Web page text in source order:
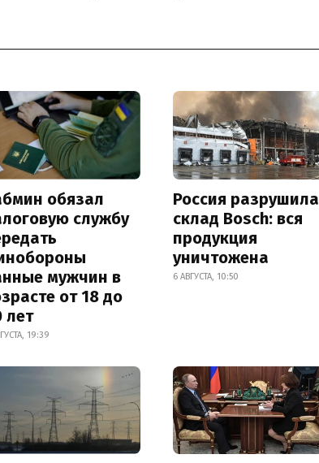
обязал
службу
мужчин в
от 18 до
лет
19:39
Россия разрушила
склад Bosch: вся
продукция
уничтожена
6 АВГУСТА, 10:50